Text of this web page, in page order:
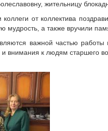
жительницу
от коллектива
мудрость, а также вручили
важной частью работы
внимания к людям старшего